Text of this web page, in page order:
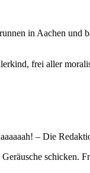
in Aachen und
frei aller
– Die
schicken.